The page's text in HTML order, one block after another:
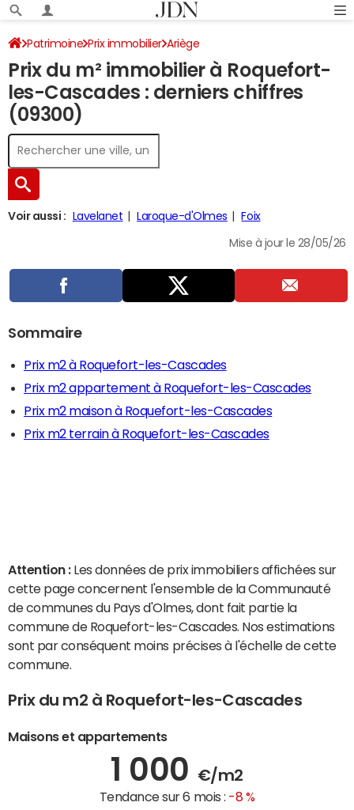
Patrimoine Prix immobilier Ariège
Roquefort-les-Cascades
Prix du m² immobilier à Roquefort-
les-Cascades : derniers chiffres
(09300)
Voir aussi : Lavelanet Laroque-d'Olmes Foix
Mise à jour le 28/05/26
Sommaire
Prix m2 à Roquefort-les-Cascades
Prix m2 appartement à Roquefort-les-Cascades
Prix m2 maison à Roquefort-les-Cascades
Prix m2 terrain à Roquefort-les-Cascades
Attention : Les données de prix immobiliers affichées sur
cette page concernent l'ensemble de la Communauté
de communes du Pays d'Olmes, dont fait partie la
commune de Roquefort-les-Cascades. Nos estimations
sont par conséquent moins précises à l'échelle de cette
commune.
Prix du m2 à Roquefort-les-Cascades
Maisons et appartements
1 000 €/m2
Tendance sur 6 mois : -8 %